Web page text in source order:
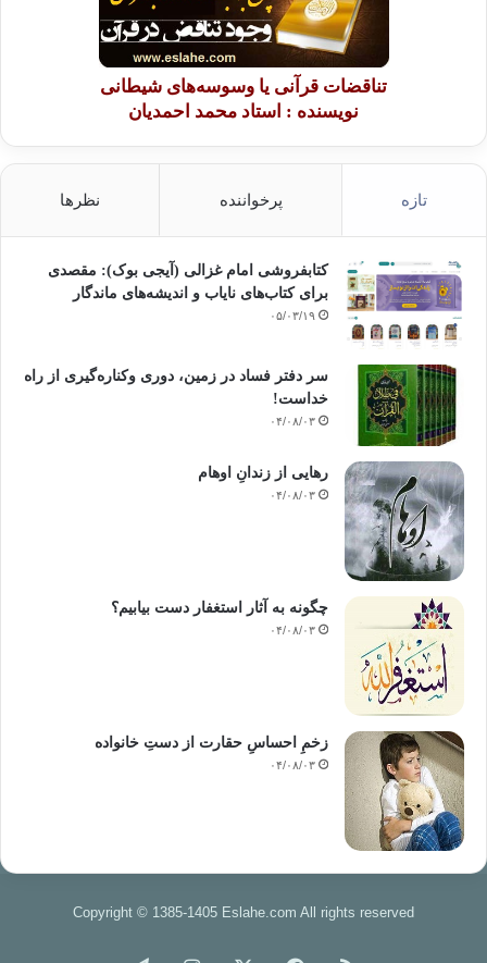
تناقضات قرآنی یا وسوسه‌های شیطانی
نویسنده : استاد محمد احمدیان
تازه پرخواننده نظرها
کتابفروشی امام غزالی (آیجی بوک): مقصدی
برای کتاب‌های نایاب و اندیشه‌های ماندگار
۰۵/۰۳/۱۹
سر دفتر فساد در زمین‌، دوری وکناره‌گیری از راه
خداست‌!
۰۴/۰۸/۰۳
رهایی از زندانِ اوهام
۰۴/۰۸/۰۳
چگونه به آثار استغفار دست بیابیم؟
۰۴/۰۸/۰۳
زخمِ احساسِ حقارت از دستِ خانواده
۰۴/۰۸/۰۳
Copyright © 1385-1405 Eslahe.com All rights reserved